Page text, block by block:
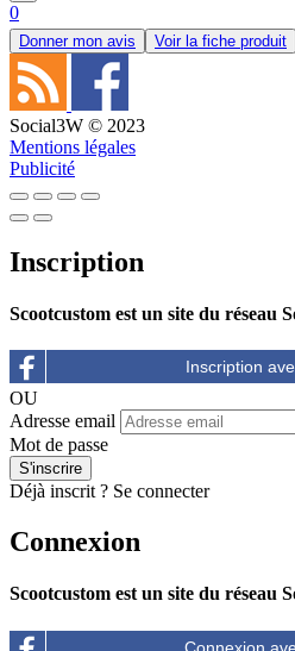
0
Donner mon avis Voir la fiche produit
Social3W © 2023
Mentions légales
Publicité
Inscription
Scootcustom est un site du réseau
OU
Adresse email
Mot de passe
Déjà inscrit ? Se connecter
Connexion
Scootcustom est un site du réseau